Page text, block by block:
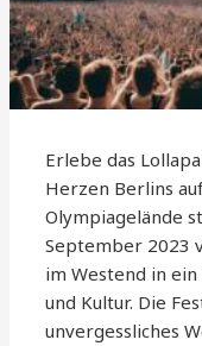
Erlebe das
Herzen Berlins
Olympiagelände
September 2023
im Westend in
und Kultur. Die
unvergessliches